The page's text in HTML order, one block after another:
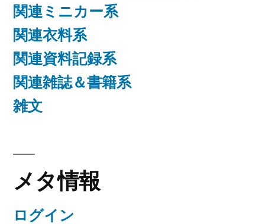
関連ミニカー系
関連衣料系
関連資料記録系
関連雑誌＆書籍系
雑文
メタ情報
ログイン